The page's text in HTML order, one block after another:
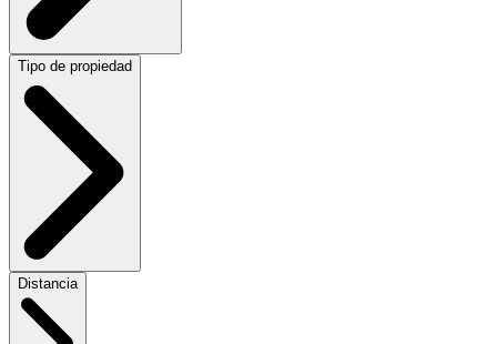
Tipo de propiedad
Distancia